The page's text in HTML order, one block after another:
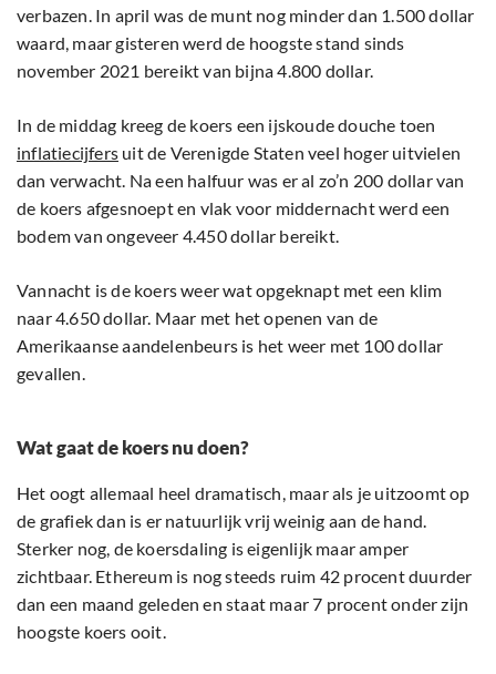
verbazen. In april was de munt nog minder dan 1.500 dollar
waard, maar gisteren werd de hoogste stand sinds
november 2021 bereikt van bijna 4.800 dollar.
In de middag kreeg de koers een ijskoude douche toen
inflatiecijfers uit de Verenigde Staten veel hoger uitvielen
dan verwacht. Na een halfuur was er al zo’n 200 dollar van
de koers afgesnoept en vlak voor middernacht werd een
bodem van ongeveer 4.450 dollar bereikt.
Vannacht is de koers weer wat opgeknapt met een klim
naar 4.650 dollar. Maar met het openen van de
Amerikaanse aandelenbeurs is het weer met 100 dollar
gevallen.
Wat gaat de koers nu doen?
Het oogt allemaal heel dramatisch, maar als je uitzoomt op
de grafiek dan is er natuurlijk vrij weinig aan de hand.
Sterker nog, de koersdaling is eigenlijk maar amper
zichtbaar. Ethereum is nog steeds ruim 42 procent duurder
dan een maand geleden en staat maar 7 procent onder zijn
hoogste koers ooit.